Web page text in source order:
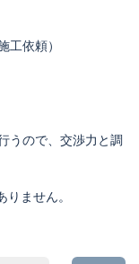
工依頼）
うので、交渉力と調
ません。